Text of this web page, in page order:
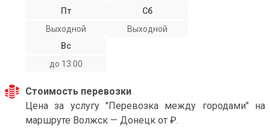
Пт
Выходной
Сб
Выходной
Вс
до 13:00
Стоимость перевозки
Цена за услугу "Перевозка между городами" на
маршруте Волжск — Донецк от ₽.